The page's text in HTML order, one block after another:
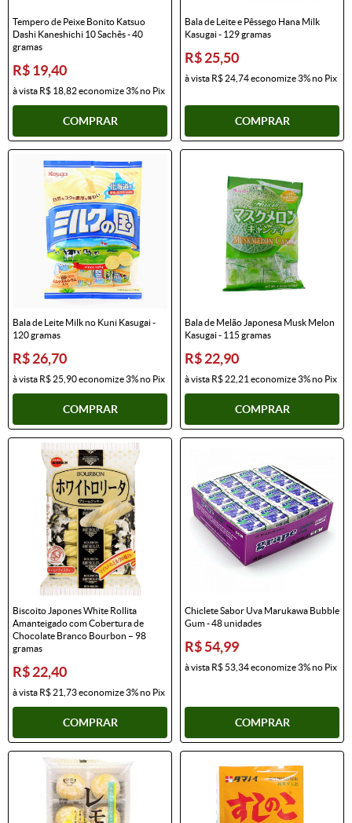
Tempero de Peixe Bonito Katsuo
Dashi Kaneshichi 10 Sachês - 40
gramas
R$ 19,40
à vista R$ 18,82economize3%no Pix
COMPRAR
Bala de Leite e Pêssego Hana Milk
Kasugai - 129 gramas
R$ 25,50
à vista R$ 24,74economize3%no Pix
COMPRAR
Bala de Leite Milk no Kuni Kasugai -
120 gramas
R$ 26,70
à vista R$ 25,90economize3%no Pix
COMPRAR
Bala de Melão Japonesa Musk Melon
Kasugai - 115 gramas
R$ 22,90
à vista R$ 22,21 economize3%no Pix
COMPRAR
Biscoito Japones White Rollita
Amanteigado com Cobertura de
Chocolate Branco Bourbon – 98
gramas
R$ 22,40
à vista R$ 21,73economize3%no Pix
COMPRAR
Chiclete Sabor Uva Marukawa Bubble
Gum - 48 unidades
R$ 54,99
à vista R$ 53,34economize3%no Pix
COMPRAR